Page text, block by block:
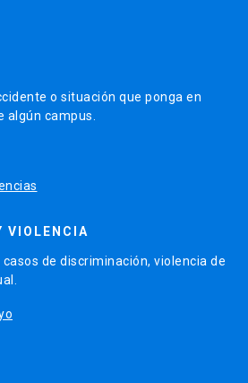
o situación que ponga en
algún campus.
VIOLENCIA
de discriminación, violencia de